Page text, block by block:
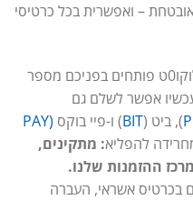
– ואפשרית בכל כרטיסי
לאחר בקשות של מספר לקוחות – לוקו0ט פותחים בפניכם מספר
אפשר לשלם גם
), ביט (BIT) ו-פיי בוקס (PAY
להפליא: מתקינים,
ההזמנות שלנו.
לשלם גם בכרטיס אשראי, העברה